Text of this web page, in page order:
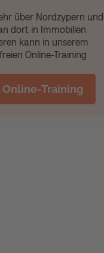
über Nordzypern und
dort in Immobilien
kann in unserem
Online-Training
Online-Training